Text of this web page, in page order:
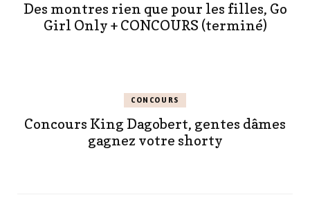
Des montres rien que pour les filles, Go
Girl Only + CONCOURS (terminé)
CONCOURS
Concours King Dagobert, gentes dâmes
gagnez votre shorty